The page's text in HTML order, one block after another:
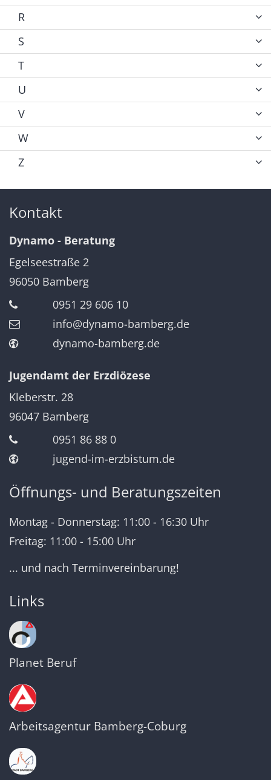
R
S
T
U
V
W
Z
Kontakt
Dynamo - Beratung
Egelseestraße 2
96050 Bamberg
0951 29 606 10
info@dynamo-bamberg.de
dynamo-bamberg.de
Jugendamt der Erzdiözese
Kleberstr. 28
96047 Bamberg
0951 86 88 0
jugend-im-erzbistum.de
Öffnungs- und Beratungszeiten
Montag - Donnerstag: 11:00 - 16:30 Uhr
Freitag: 11:00 - 15:00 Uhr
... und nach Terminvereinbarung!
Links
Planet Beruf
Arbeitsagentur Bamberg-Coburg